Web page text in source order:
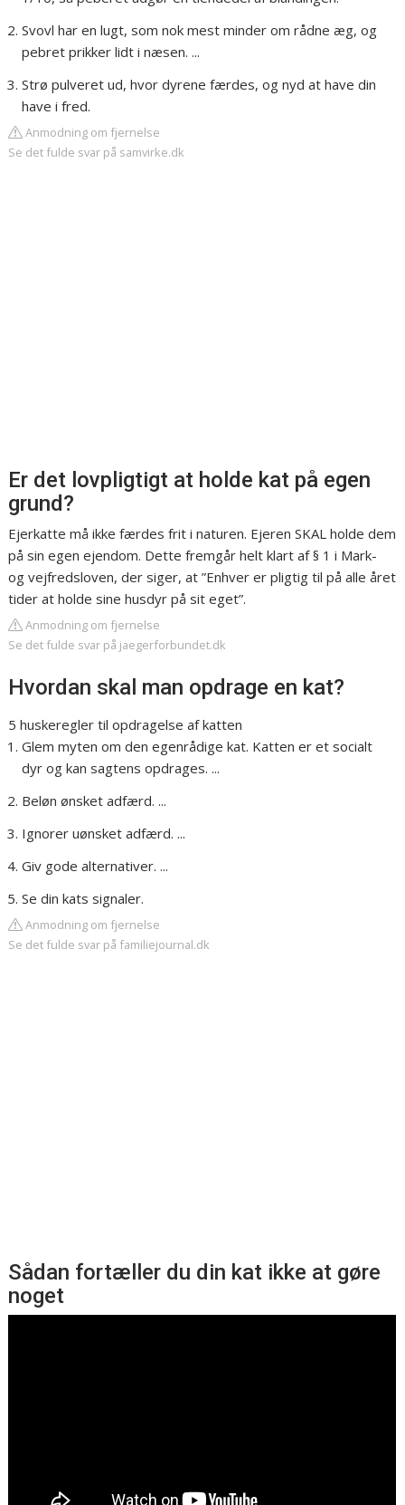
Svovl har en lugt, som nok mest minder om rådne æg, og
pebret prikker lidt i næsen. ...
Strø pulveret ud, hvor dyrene færdes, og nyd at have din
have i fred.
Anmodning om fjernelse
Se det fulde svar på samvirke.dk
Er det lovpligtigt at holde kat på egen
grund?
Ejerkatte må ikke færdes frit i naturen. Ejeren SKAL holde dem
på sin egen ejendom. Dette fremgår helt klart af § 1 i Mark-
og vejfredsloven, der siger, at ”Enhver er pligtig til på alle året
tider at holde sine husdyr på sit eget”.
Anmodning om fjernelse
Se det fulde svar på jaegerforbundet.dk
Hvordan skal man opdrage en kat?
5 huskeregler til opdragelse af katten
Glem myten om den egenrådige kat. Katten er et socialt
dyr og kan sagtens opdrages. ...
Beløn ønsket adfærd. ...
Ignorer uønsket adfærd. ...
Giv gode alternativer. ...
Se din kats signaler.
Anmodning om fjernelse
Se det fulde svar på familiejournal.dk
Sådan fortæller du din kat ikke at gøre
noget